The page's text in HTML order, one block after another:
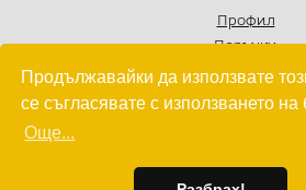
Продължавайки да използвате
се съгласявате с използването на
Още...
Профил
Поръчки
Любими
Количка
.
Изработка на софтуер